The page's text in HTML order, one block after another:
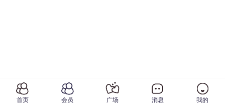
首页 会员 广场 消息 我的